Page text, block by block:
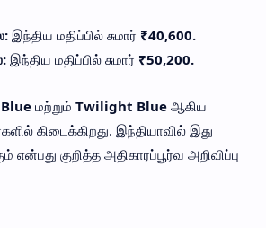
இந்திய மதிப்பில் சுமார் ₹40,600.
இந்திய மதிப்பில் சுமார் ₹50,200.
மற்றும் Twilight Blue ஆகிய
கிடைக்கிறது. இந்தியாவில் இது
என்பது குறித்த அதிகாரப்பூர்வ அறிவிப்பு